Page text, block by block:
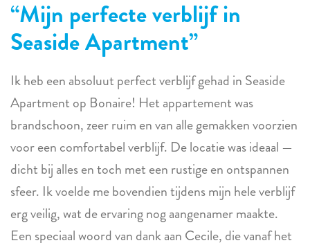
Mijn perfecte verblijf in
Seaside Apartment
Ik heb een absoluut perfect verblijf gehad in Seaside
Apartment op Bonaire! Het appartement was
brandschoon, zeer ruim en van alle gemakken voorzien
voor een comfortabel verblijf. De locatie was ideaal —
dicht bij alles en toch met een rustige en ontspannen
sfeer. Ik voelde me bovendien tijdens mijn hele verblijf
erg veilig, wat de ervaring nog aangenamer maakte.
Een speciaal woord van dank aan Cecile, die vanaf het